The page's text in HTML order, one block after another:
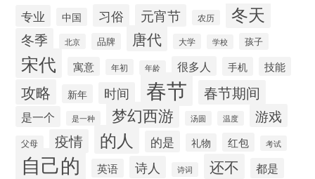
专业 中国 习俗 元宵节 农历 冬天
冬季 北京 品牌 唐代 大学 学校 孩子
宋代 寓意 年初 年龄 很多人 手机 技能
攻略 新年 时间 春节 春节期间
是一个 是一种 梦幻西游 汤圆 温度 游戏
父母 疫情 的人 的是 礼物 红包 考试
自己的 英语 诗人 诗词 还不 都是